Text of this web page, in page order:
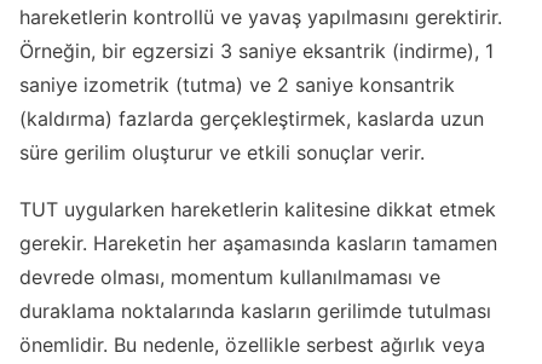
hareketlerin kontrollü ve yavaş yapılmasını gerektirir.
Örneğin, bir egzersizi 3 saniye eksantrik (indirme), 1
saniye izometrik (tutma) ve 2 saniye konsantrik
(kaldırma) fazlarda gerçekleştirmek, kaslarda uzun
süre gerilim oluşturur ve etkili sonuçlar verir.
TUT uygularken hareketlerin kalitesine dikkat etmek
gerekir. Hareketin her aşamasında kasların tamamen
devrede olması, momentum kullanılmaması ve
duraklama noktalarında kasların gerilimde tutulması
önemlidir. Bu nedenle, özellikle serbest ağırlık veya